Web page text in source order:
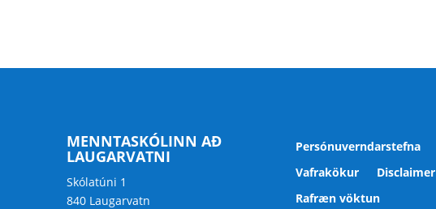
MENNTASKÓLINN AÐ
LAUGARVATNI
Skólatúni 1
840 Laugarvatn
Persónuverndarstefna
Vafrakökur
Disclaimer
Rafræn vöktun